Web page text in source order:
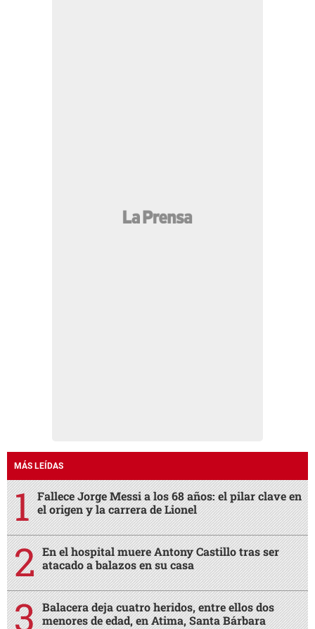
MÁS LEÍDAS
Fallece Jorge Messi a los 68 años: el pilar clave en
el origen y la carrera de Lionel
En el hospital muere Antony Castillo tras ser
atacado a balazos en su casa
Balacera deja cuatro heridos, entre ellos dos
menores de edad, en Atima, Santa Bárbara